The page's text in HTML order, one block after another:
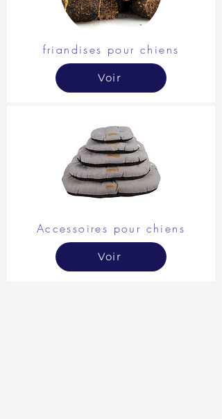
friandises pour chiens
Voir
Accessoires pour chiens
Voir